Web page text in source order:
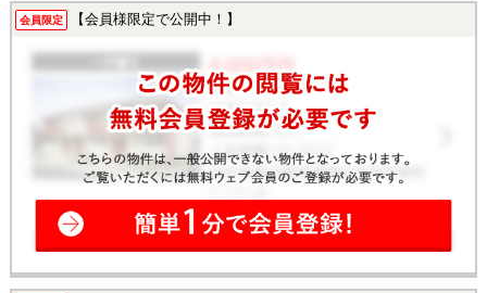
会員限定 【会員様限定で公開中！】